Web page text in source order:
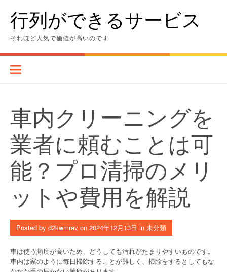
content行列ができるサービス
それほど人気で価値が高いのです
車内クリーニングを
業者に頼むことは可
能？プロ清掃のメリ
ットや費用を解説
Posted by d2kwmrav on 2024年12月13日 in 未分類
車は使う頻度が高いため、どうしても汚れがたまりやすいものです。
車内は家のように毎日掃除することが難しく、掃除をするとしてもな